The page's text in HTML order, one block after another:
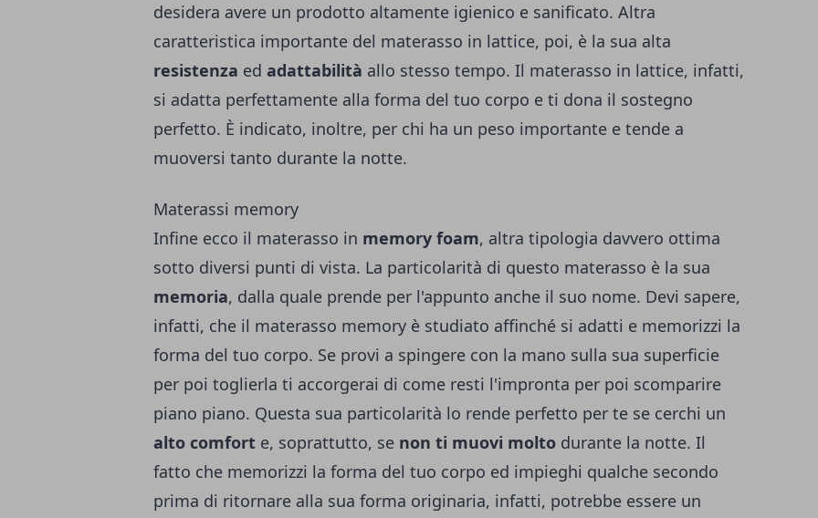
desidera avere un prodotto altamente igienico e sanificato. Altra
caratteristica importante del materasso in lattice, poi, è la sua alta
resistenza ed adattabilità allo stesso tempo. Il materasso in lattice, infatti,
si adatta perfettamente alla forma del tuo corpo e ti dona il sostegno
perfetto. È indicato, inoltre, per chi ha un peso importante e tende a
muoversi tanto durante la notte.
Materassi memory
Infine ecco il materasso in memory foam, altra tipologia davvero ottima
sotto diversi punti di vista. La particolarità di questo materasso è la sua
memoria, dalla quale prende per l'appunto anche il suo nome. Devi sapere,
infatti, che il materasso memory è studiato affinché si adatti e memorizzi la
forma del tuo corpo. Se provi a spingere con la mano sulla sua superficie
per poi toglierla ti accorgerai di come resti l'impronta per poi scomparire
piano piano. Questa sua particolarità lo rende perfetto per te se cerchi un
alto comfort e, soprattutto, se non ti muovi molto durante la notte. Il
fatto che memorizzi la forma del tuo corpo ed impieghi qualche secondo
prima di ritornare alla sua forma originaria, infatti, potrebbe essere un